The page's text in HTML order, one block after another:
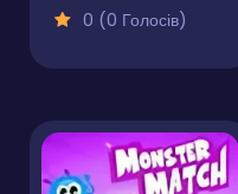
0 (0 Голосів)